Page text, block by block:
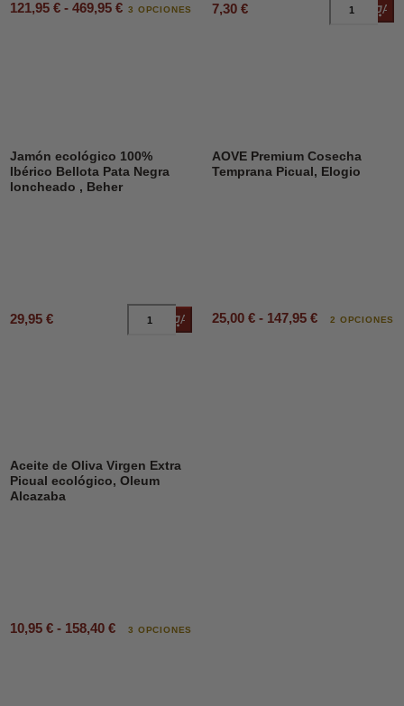
121,95 € - 469,95 € 3 OPCIONES 7,30 €
Jamón ecológico 100%
Ibérico Bellota Pata Negra
loncheado , Beher
29,95 € Añadir al carrito
AOVE Premium Cosecha
Temprana Picual, Elogio
25,00 € - 147,95 € 2 OPCIONES
Aceite de Oliva Virgen Extra
Picual ecológico, Oleum
Alcazaba
10,95 € - 158,40 € 3 OPCIONES